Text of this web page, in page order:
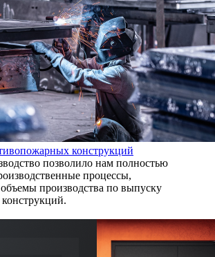
конструкций
позволило нам полностью
процессы,
производства по выпуску